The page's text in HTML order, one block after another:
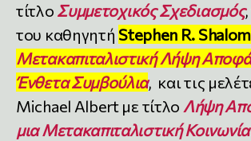
τίτλο Συμμετοχικός Σχεδιασμός
του καθηγητή Stephen R. Shalom
Μετακαπιταλιστική Λήψη
Ένθετα Συμβούλια, και τις
Michael Albert με τίτλο Λήψη
μια Μετακαπιταλιστική Κοινωνία